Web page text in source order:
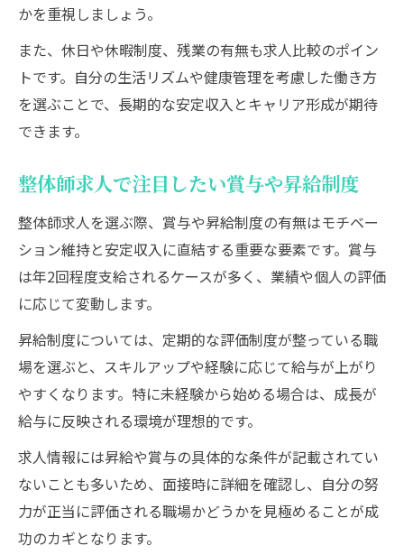
かを重視しましょう。
また、休日や休暇制度、残業の有無も求人比較のポイン
トです。自分の生活リズムや健康管理を考慮した働き方
を選ぶことで、長期的な安定収入とキャリア形成が期待
できます。
整体師求人で注目したい賞与や昇給制度
整体師求人を選ぶ際、賞与や昇給制度の有無はモチベー
ション維持と安定収入に直結する重要な要素です。賞与
は年2回程度支給されるケースが多く、業績や個人の評価
に応じて変動します。
昇給制度については、定期的な評価制度が整っている職
場を選ぶと、スキルアップや経験に応じて給与が上がり
やすくなります。特に未経験から始める場合は、成長が
給与に反映される環境が理想的です。
求人情報には昇給や賞与の具体的な条件が記載されてい
ないことも多いため、面接時に詳細を確認し、自分の努
力が正当に評価される職場かどうかを見極めることが成
功のカギとなります。